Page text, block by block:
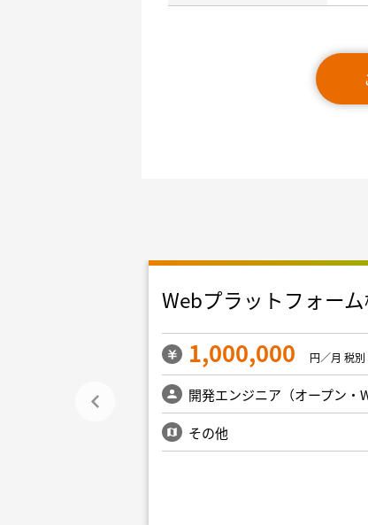
プン・WEB系）
Webプラットフォー
1,000,000 円／月 税別
開発エンジニア（オープン・
その他